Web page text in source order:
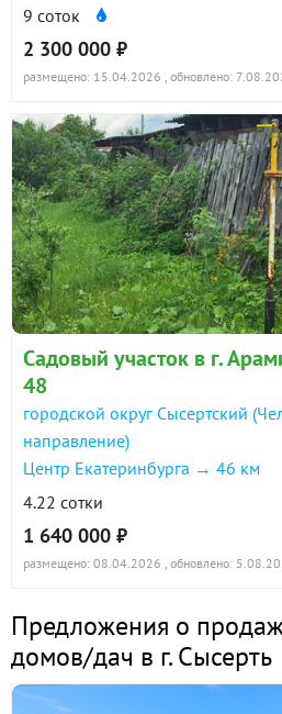
9 соток
2 300 000 ₽
размещено: 15.04.2026 , обновлено:
Садовый участок в г.
48
городской округ Сысертский
направление)
Центр Екатеринбурга → 46 км
4.22 сотки
1 640 000 ₽
размещено: 08.04.2026 , обновлено:
Предложения о
домов/дач в г. Сысерть